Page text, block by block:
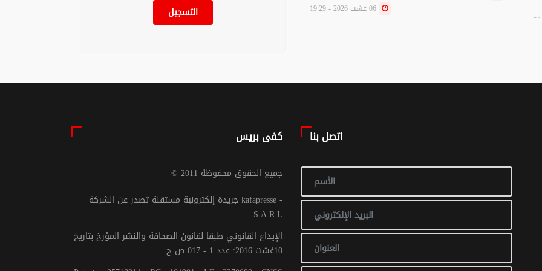
التسجيل
كفى بريس
© جميع الحقوق محفوظة 2011
جريدة إلكترونية مستقلة تصدر عن الشركة kafapresse -
S.A.R.L
الإيداع القانوني طبقا لقانون الصحافة والنشر المؤرخ بتاريخ
10غشت 2016: عدد 1 - 017 ص ح
اتصل بنا